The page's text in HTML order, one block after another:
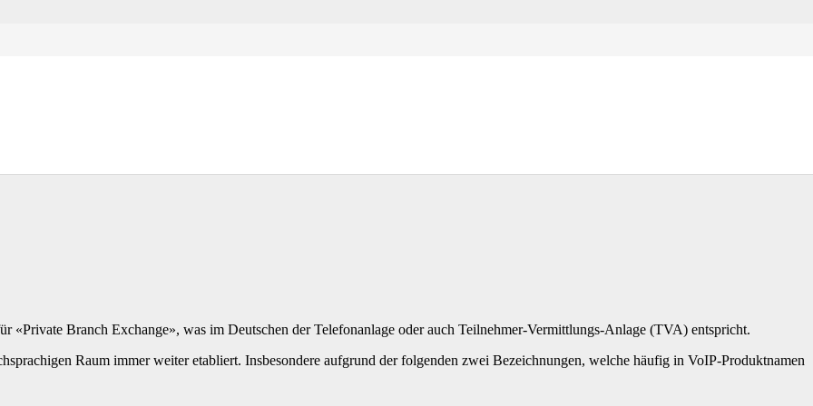
«Private Branch Exchange», was im Deutschen der Telefonanlage oder auch Teilnehmer-Vermittlungs-Anlage (TVA) entspricht.
Raum immer weiter etabliert. Insbesondere aufgrund der folgenden zwei Bezeichnungen, welche häufig in VoIP-Produktnamen